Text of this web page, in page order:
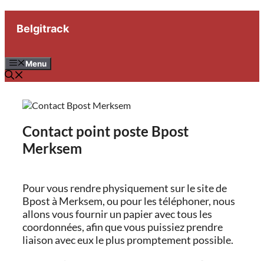
contenu
Belgitrack
Menu
Contact point poste Bpost
Merksem
Pour vous rendre physiquement sur le site de
Bpost à Merksem, ou pour les téléphoner, nous
allons vous fournir un papier avec tous les
coordonnées, afin que vous puissiez prendre
liaison avec eux le plus promptement possible.